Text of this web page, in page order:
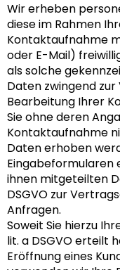
Wir erheben
diese im Rahmen
Kontaktaufnahme
oder E-Mail)
als solche
Daten zwingend
Bearbeitung Ihrer
Sie ohne deren
Kontaktaufnahme
Daten erhoben
Eingabeformularen
ihnen mitgeteilten
DSGVO zur
Anfragen.
Soweit Sie hierzu
lit. a DSGVO erteilt
Eröffnung eines